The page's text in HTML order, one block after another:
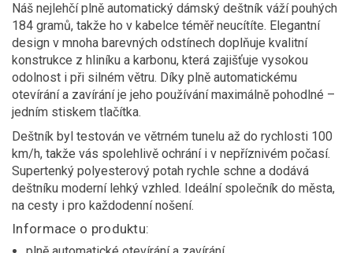
Náš nejlehčí plně automatický dámský deštník váží pouhých
184 gramů, takže ho v kabelce téměř neucítíte. Elegantní
design v mnoha barevných odstínech doplňuje kvalitní
konstrukce z hliníku a karbonu, která zajišťuje vysokou
odolnost i při silném větru. Díky plně automatickému
otevírání a zavírání je jeho používání maximálně pohodlné –
jedním stiskem tlačítka.
Deštník byl testován ve větrném tunelu až do rychlosti 100
km/h, takže vás spolehlivě ochrání i v nepříznivém počasí.
Supertenký polyesterový potah rychle schne a dodává
deštníku moderní lehký vzhled. Ideální společník do města,
na cesty i pro každodenní nošení.
Informace o produktu: